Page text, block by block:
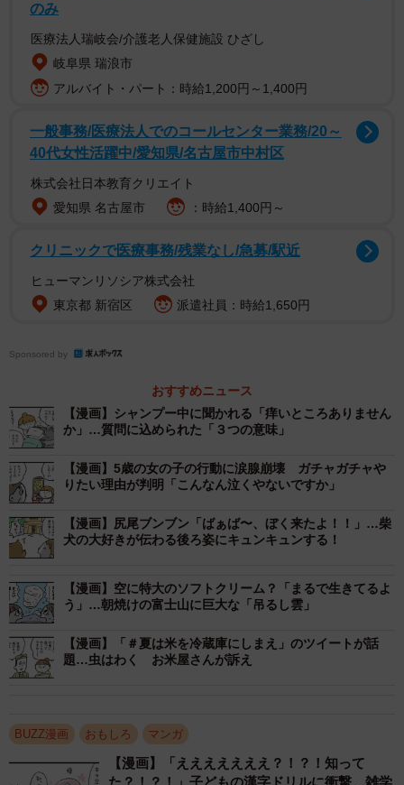
のみ
医療法人瑞岐会/介護老人保健施設 ひざし
岐阜県 瑞浪市
アルバイト・パート：時給1,200円～1,400円
一般事務/医療法人でのコールセンター業務/20～
40代女性活躍中/愛知県/名古屋市中村区
株式会社日本教育クリエイト
愛知県 名古屋市
：時給1,400円～
クリニックで医療事務/残業なし/急募/駅近
ヒューマンリソシア株式会社
東京都 新宿区
派遣社員：時給1,650円
Sponsored by
おすすめニュース
【漫画】シャンプー中に聞かれる「痒いところありません
か」…質問に込められた「３つの意味」
【漫画】5歳の女の子の行動に涙腺崩壊 ガチャガチャや
りたい理由が判明「こんなん泣くやないですか」
【漫画】尻尾ブンブン「ばぁば〜、ぼく来たよ！！」…柴
犬の大好きが伝わる後ろ姿にキュンキュンする！
【漫画】空に特大のソフトクリーム？「まるで生きてるよ
う」…朝焼けの富士山に巨大な「吊るし雲」
【漫画】「＃夏は米を冷蔵庫にしまえ」のツイートが話
題…虫はわく お米屋さんが訴え
BUZZ漫画 おもしろ マンガ
【漫画】「えええええええ？！？！知って
た？！？！」子どもの漢字ドリルに衝撃…雑学